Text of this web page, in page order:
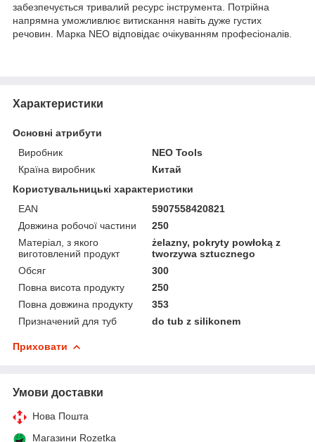
забезпечується тривалий ресурс інструмента. Потрійна
напрямна уможливлює витискання навіть дуже густих
речовин. Марка NEO відповідає очікуванням професіоналів.
Характеристики
Основні атрибути
Виробник
NEO Tools
Країна виробник
Китай
Користувальницькі характеристики
EAN
5907558420821
Довжина робочої частини
250
Матеріал, з якого
виготовлений продукт
żelazny, pokryty powłoką z
tworzywa sztucznego
Обсяг
300
Повна висота продукту
250
Повна довжина продукту
353
Призначений для туб
do tub z silikonem
Приховати
Умови доставки
Нова Пошта
Магазини Rozetka